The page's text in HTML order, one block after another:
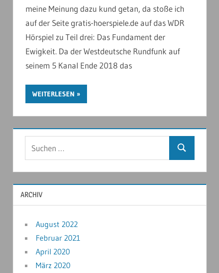
meine Meinung dazu kund getan, da stoße ich
auf der Seite gratis-hoerspiele.de auf das WDR
Hörspiel zu Teil drei: Das Fundament der
Ewigkeit. Da der Westdeutsche Rundfunk auf
seinem 5 Kanal Ende 2018 das
WEITERLESEN
ARCHIV
August 2022
Februar 2021
April 2020
März 2020